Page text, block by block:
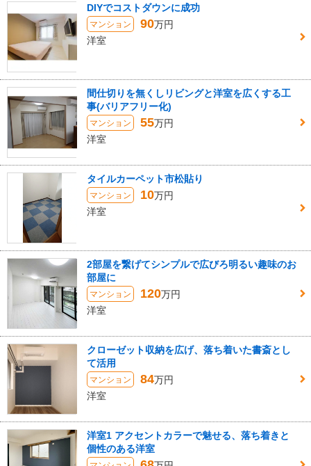
DIYでコストダウンに成功
マンション 90万円
洋室
間仕切りを無くしリビングと洋室を広くする工
事(バリアフリー化)
マンション 55万円
洋室
タイルカーペット市松貼り
マンション 10万円
洋室
2部屋を繋げてシンプルで広びろ明るい趣味のお
部屋に
マンション 120万円
洋室
クローゼット収納を広げ、落ち着いた書斎とし
て活用
マンション 84万円
洋室
洋室1 アクセントカラーで魅せる、落ち着きと
個性のある洋室